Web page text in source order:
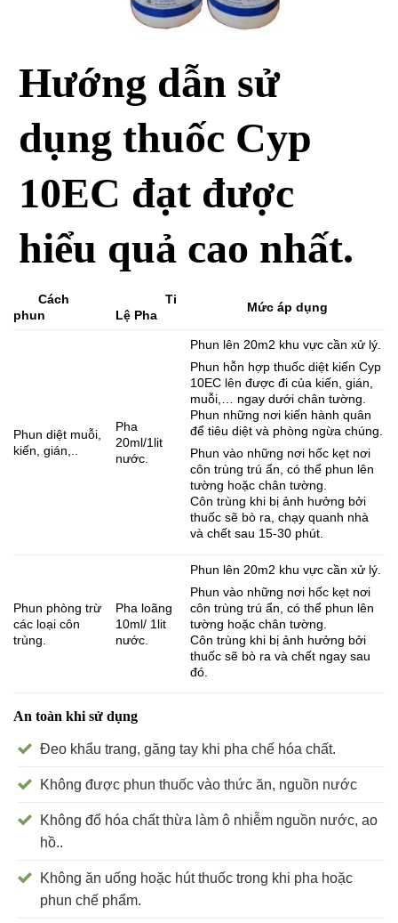
Hướng dẫn sử
dụng thuốc Cyp
10EC đạt được
hiểu quả cao nhất.
Cách
phun
Ti
Lệ Pha
Mức áp dụng
Phun diệt muỗi,
kiến, gián,..
Pha
20ml/1lit
nước.
Phun lên 20m2 khu vực cần xử lý.
Phun hỗn hợp thuốc diệt kiến Cyp
10EC lên được đi của kiến, gián,
muỗi,… ngay dưới chân tường.
Phun những nơi kiến hành quân
để tiêu diệt và phòng ngừa chúng.
Phun vào những nơi hốc kẹt nơi
côn trùng trú ẩn, có thể phun lên
tường hoặc chân tường.
Côn trùng khi bị ảnh hưởng bởi
thuốc sẽ bò ra, chạy quanh nhà
và chết sau 15-30 phút.
Phun phòng trừ
các loại côn
trùng.
Pha loãng
10ml/ 1lit
nước.
Phun lên 20m2 khu vực cần xử lý.
Phun vào những nơi hốc kẹt nơi
côn trùng trú ẩn, có thể phun lên
tường hoặc chân tường.
Côn trùng khi bị ảnh hưởng bởi
thuốc sẽ bò ra và chết ngay sau
đó.
An toàn khi sử dụng
Đeo khẩu trang, găng tay khi pha chế hóa chất.
Không được phun thuốc vào thức ăn, nguồn nước
Không đổ hóa chất thừa làm ô nhiễm nguồn nước, ao
hồ..
Không ăn uống hoặc hút thuốc trong khi pha hoặc
phun chế phẩm.